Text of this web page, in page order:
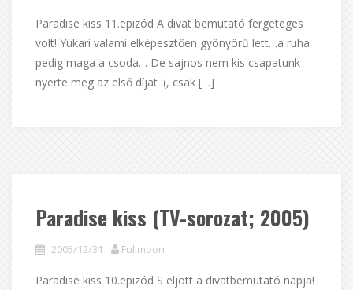
Paradise kiss 11.epizód A divat bemutató fergeteges
volt! Yukari valami elképesztően gyönyörű lett…a ruha
pedig maga a csoda… De sajnos nem kis csapatunk
nyerte meg az első díjat :(, csak […]
Paradise kiss (TV-sorozat; 2005)
2005/12/31 Fullmoon
Paradise kiss 10.epizód S eljött a divatbemutató napja!